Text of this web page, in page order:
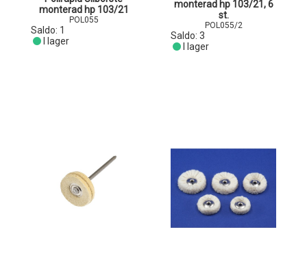
monterad hp 103/21
POL055
Saldo: 1
I lager
monterad hp 103/21, 6
st.
POL055/2
Saldo: 3
I lager